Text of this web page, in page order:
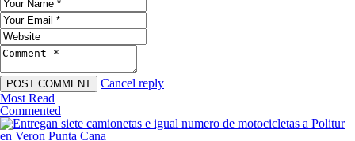
Cancel reply
Most Read
Commented